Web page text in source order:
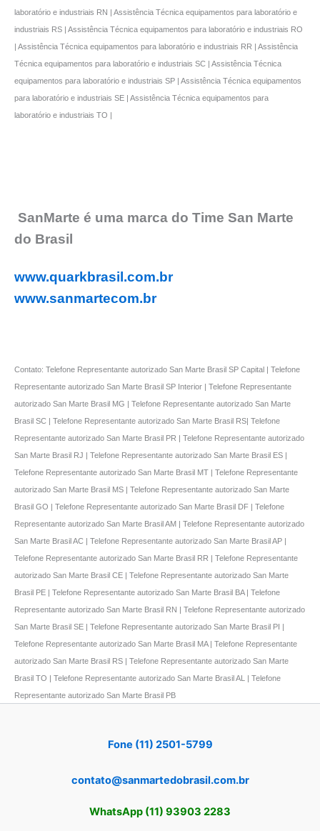
laboratório e industriais RN | Assistência Técnica equipamentos para laboratório e
industriais RS | Assistência Técnica equipamentos para laboratório e industriais RO
| Assistência Técnica equipamentos para laboratório e industriais RR | Assistência
Técnica equipamentos para laboratório e industriais SC | Assistência Técnica
equipamentos para laboratório e industriais SP | Assistência Técnica equipamentos
para laboratório e industriais SE | Assistência Técnica equipamentos para
laboratório e industriais TO |
SanMarte é uma marca do Time San Marte
do Brasil
www.quarkbrasil.com.br
www.sanmartecom.br
Contato: Telefone Representante autorizado San Marte Brasil SP Capital | Telefone
Representante autorizado San Marte Brasil SP Interior | Telefone Representante
autorizado San Marte Brasil MG | Telefone Representante autorizado San Marte
Brasil SC | Telefone Representante autorizado San Marte Brasil RS| Telefone
Representante autorizado San Marte Brasil PR | Telefone Representante autorizado
San Marte Brasil RJ | Telefone Representante autorizado San Marte Brasil ES |
Telefone Representante autorizado San Marte Brasil MT | Telefone Representante
autorizado San Marte Brasil MS | Telefone Representante autorizado San Marte
Brasil GO | Telefone Representante autorizado San Marte Brasil DF | Telefone
Representante autorizado San Marte Brasil AM | Telefone Representante autorizado
San Marte Brasil AC | Telefone Representante autorizado San Marte Brasil AP |
Telefone Representante autorizado San Marte Brasil RR | Telefone Representante
autorizado San Marte Brasil CE | Telefone Representante autorizado San Marte
Brasil PE | Telefone Representante autorizado San Marte Brasil BA | Telefone
Representante autorizado San Marte Brasil RN | Telefone Representante autorizado
San Marte Brasil SE | Telefone Representante autorizado San Marte Brasil PI |
Telefone Representante autorizado San Marte Brasil MA | Telefone Representante
autorizado San Marte Brasil RS | Telefone Representante autorizado San Marte
Brasil TO | Telefone Representante autorizado San Marte Brasil AL | Telefone
Representante autorizado San Marte Brasil PB
Fone (11) 2501-5799
contato@sanmartedobrasil.com.br
WhatsApp (11) 93903 2283